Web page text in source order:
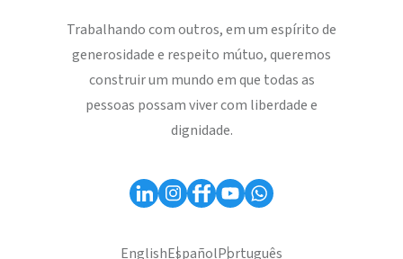
Trabalhando com outros, em um espírito de
generosidade e respeito mútuo, queremos
construir um mundo em que todas as
pessoas possam viver com liberdade e
dignidade.
EnglishEspañolPortuguês